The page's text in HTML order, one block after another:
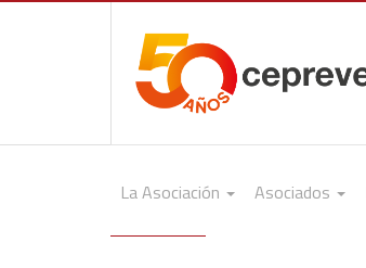
La Asociación Asociados